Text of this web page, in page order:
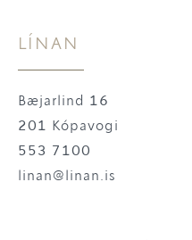
LÍNAN
Bæjarlind 16
201 Kópavogi
553 7100
linan@linan.is